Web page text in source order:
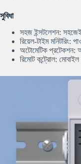
সুবিধা
সহজ ইন্সটলেশন:
রিয়েল-টাইম মনিটরিং:
অটোমেটিক প্রটেকশন:
রিমোট কন্ট্রোল: মোবাইল